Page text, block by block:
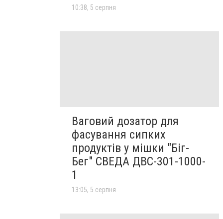
10:38, 5 серпня
Ваговий дозатор для
фасування сипких
продуктів у мішки "Біг-
Бег" СВЕДА ДВС-301-1000-
1
13:05, 5 серпня